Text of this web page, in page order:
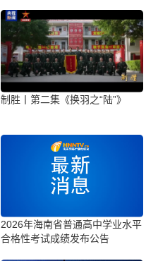
制胜丨第二集《换羽之“陆”》
2026年海南省普通高中学业水平
合格性考试成绩发布公告